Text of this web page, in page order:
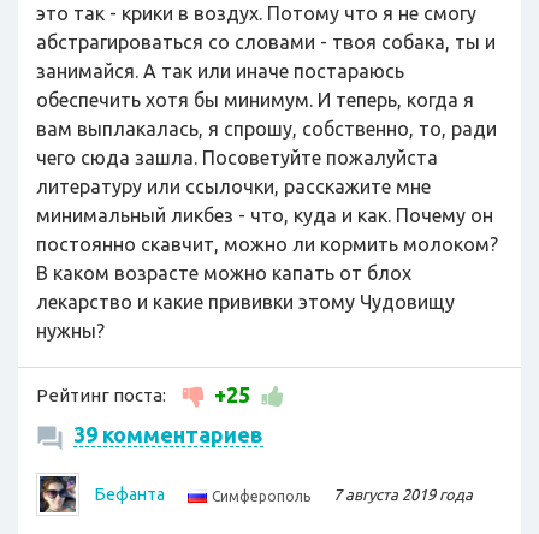
это так - крики в воздух. Потому что я не смогу
абстрагироваться со словами - твоя собака, ты и
занимайся. А так или иначе постараюсь
обеспечить хотя бы минимум. И теперь, когда я
вам выплакалась, я спрошу, собственно, то, ради
чего сюда зашла. Посоветуйте пожалуйста
литературу или ссылочки, расскажите мне
минимальный ликбез - что, куда и как. Почему он
постоянно скавчит, можно ли кормить молоком?
В каком возрасте можно капать от блох
лекарство и какие прививки этому Чудовищу
нужны?
Рейтинг поста:
+25
39 комментариев
Бефанта Симферополь 7 августа 2019 года